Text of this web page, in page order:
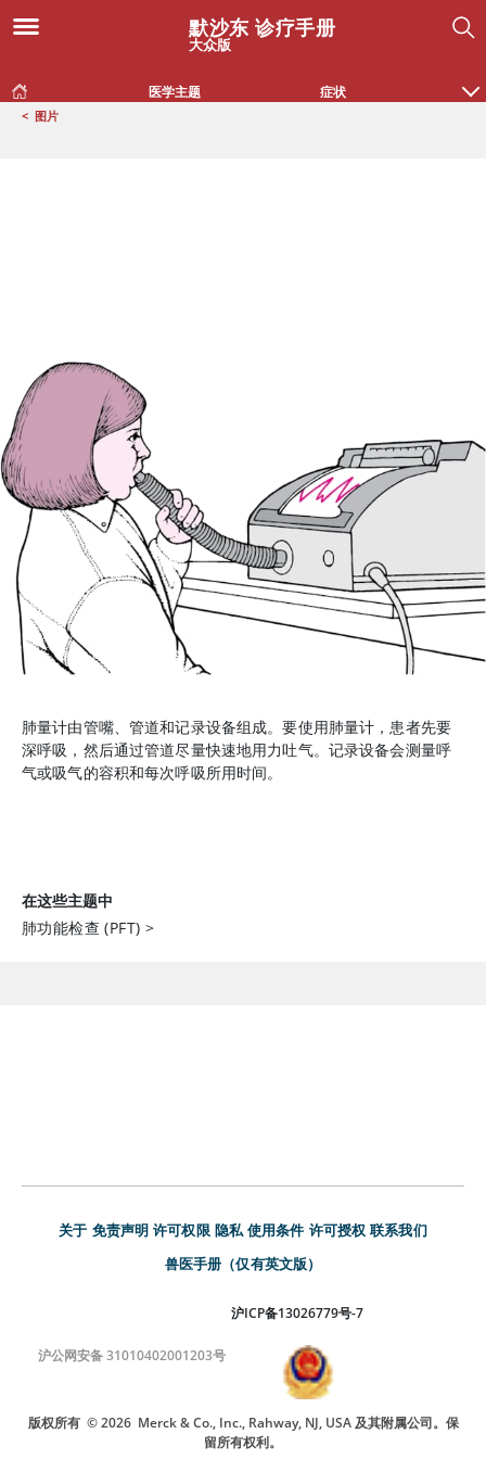
默沙东 诊疗手册
大众版
医学主题 症状
< 图片
肺量计由管嘴、管道和记录设备组成。要使用肺量计，患者先要
深呼吸，然后通过管道尽量快速地用力吐气。记录设备会测量呼
气或吸气的容积和每次呼吸所用时间。
在这些主题中
肺功能检查 (PFT) >
关于 免责声明 许可权限 隐私 使用条件 许可授权 联系我们
兽医手册（仅有英文版）
沪ICP备13026779号-7
沪公网安备 31010402001203号
版权所有 © 2026 Merck & Co., Inc., Rahway, NJ, USA 及其附属公司。保
留所有权利。